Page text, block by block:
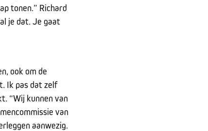
tonen.” Richard
je dat. Je gaat
ook om de
Ik pas dat zelf
“Wij kunnen van
van
aanwezig.